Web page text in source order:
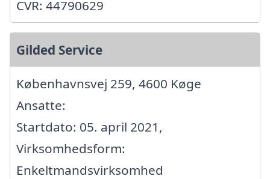
CVR: 44790629
Gilded Service
Københavnsvej 259, 4600 Køge
Ansatte:
Startdato: 05. april 2021,
Virksomhedsform:
Enkeltmandsvirksomhed